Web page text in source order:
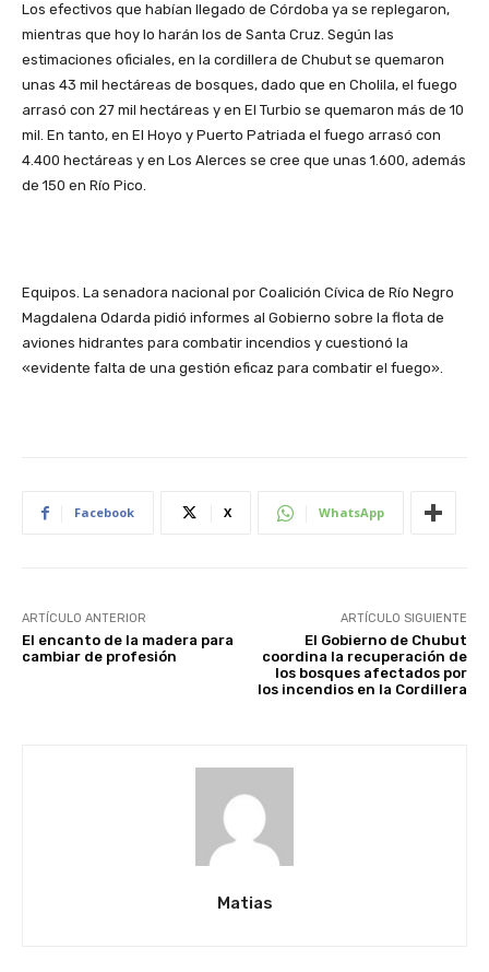
Los efectivos que habían llegado de Córdoba ya se replegaron,
mientras que hoy lo harán los de Santa Cruz. Según las
estimaciones oficiales, en la cordillera de Chubut se quemaron
unas 43 mil hectáreas de bosques, dado que en Cholila, el fuego
arrasó con 27 mil hectáreas y en El Turbio se quemaron más de 10
mil. En tanto, en El Hoyo y Puerto Patriada el fuego arrasó con
4.400 hectáreas y en Los Alerces se cree que unas 1.600, además
de 150 en Río Pico.
Equipos. La senadora nacional por Coalición Cívica de Río Negro
Magdalena Odarda pidió informes al Gobierno sobre la flota de
aviones hidrantes para combatir incendios y cuestionó la
«evidente falta de una gestión eficaz para combatir el fuego».
Facebook X WhatsApp
ARTÍCULO ANTERIOR
El encanto de la madera para
cambiar de profesión
ARTÍCULO SIGUIENTE
El Gobierno de Chubut
coordina la recuperación de
los bosques afectados por
los incendios en la Cordillera
Matias